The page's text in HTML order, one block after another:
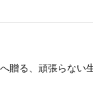
贈る、頑張らない